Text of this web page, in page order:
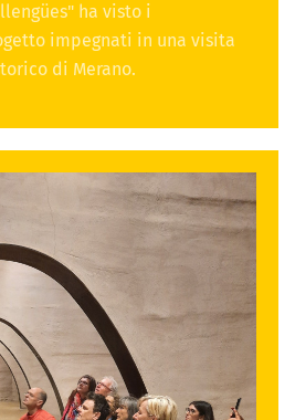
ha visto i
impegnati in una visita
di Merano.